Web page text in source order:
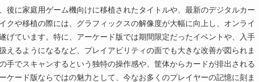
後に家庭用ゲーム機向けに移植されたタイトルや、最新のデジタルカー
クや移植の際には、グラフィックスの解像度が大幅に向上し、オンライ
げています。特に、アーケード版では期間限定だったイベントや、入手
えるようになるなど、プレイアビリティの面でも大きな改善が図られま
手でスキャンするという独特の操作感や、筐体からカードが排出される
ケード版ならではの魅力として、今なお多くのプレイヤーの記憶に刻ま